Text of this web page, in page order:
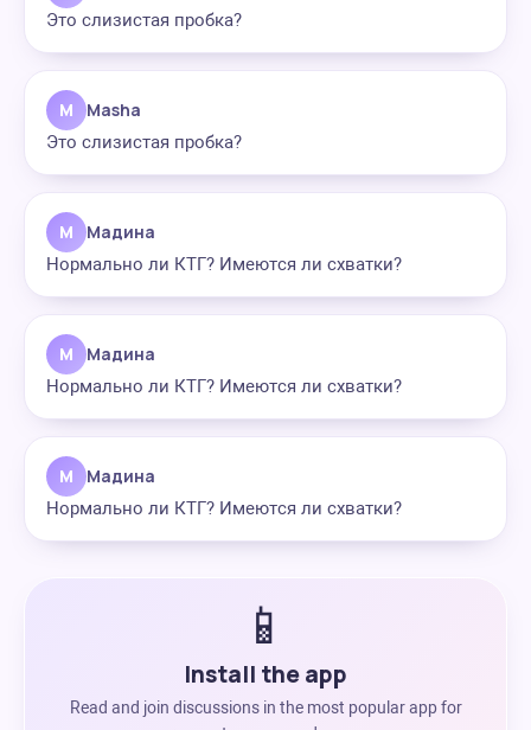
Это слизистая пробка?
M Masha
Это слизистая пробка?
М Мадина
Нормально ли КТГ? Имеются ли схватки?
М Мадина
Нормально ли КТГ? Имеются ли схватки?
М Мадина
Нормально ли КТГ? Имеются ли схватки?
📱
Install the app
Read and join discussions in the most popular app for